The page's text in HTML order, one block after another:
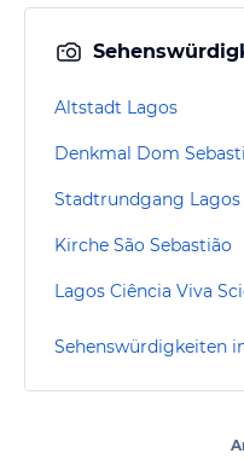
Altstadt Lagos
Denkmal Dom
Stadtrundgang Lagos
Kirche São Sebastião
Sehenswürdigkeiten